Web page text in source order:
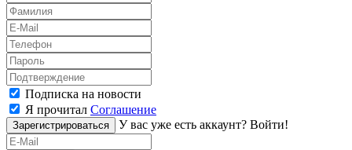
Подписка на новости
Я прочитал Соглашение
Зарегистрироваться У вас уже есть аккаунт? Войти!